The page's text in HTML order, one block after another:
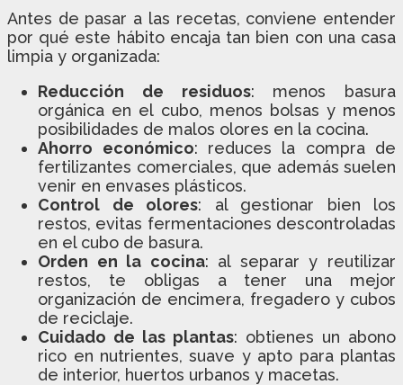
Antes de pasar a las recetas, conviene entender
por qué este hábito encaja tan bien con una casa
limpia y organizada:
Reducción de residuos: menos basura
orgánica en el cubo, menos bolsas y menos
posibilidades de malos olores en la cocina.
Ahorro económico: reduces la compra de
fertilizantes comerciales, que además suelen
venir en envases plásticos.
Control de olores: al gestionar bien los
restos, evitas fermentaciones descontroladas
en el cubo de basura.
Orden en la cocina: al separar y reutilizar
restos, te obligas a tener una mejor
organización de encimera, fregadero y cubos
de reciclaje.
Cuidado de las plantas: obtienes un abono
rico en nutrientes, suave y apto para plantas
de interior, huertos urbanos y macetas.